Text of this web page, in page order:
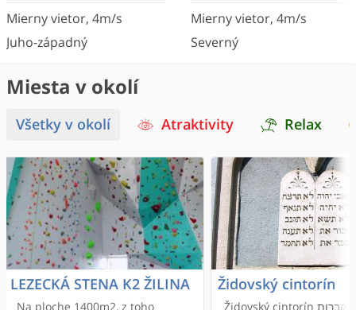
Mierny vietor, 4m/s
Juho-západný
Mierny vietor, 4m/s
Severný
Miesta v okolí
Všetky v okolí Atraktivity Relax
LEZECKÁ STENA K2 ŽILINA
Na ploche 1400m2, z toho
Židovský cintorín
Židovský cintorín בית-הקברות